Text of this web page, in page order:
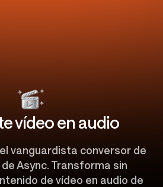
vídeo en audio
vanguardista conversor de
Async. Transforma sin
de vídeo en audio de